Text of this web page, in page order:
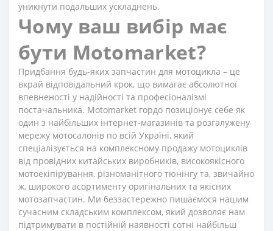
уникнути подальших ускладнень.
Чому ваш вибір має
бути Motomarket?
Придбання будь-яких запчастин для мотоцикла – це
вкрай відповідальний крок, що вимагає абсолютної
впевненості у надійності та професіоналізмі
постачальника. Motomarket гордо позиціонує себе як
один з найбільших інтернет-магазинів та розгалужену
мережу мотосалонів по всій Україні, який
спеціалізується на комплексному продажу мотоциклів
від провідних китайських виробників, високоякісного
мотоекіпірування, різноманітного тюнінгу та, звичайно
ж, широкого асортименту оригінальних та якісних
мотозапчастин. Ми беззастережно пишаємося нашим
сучасним складським комплексом, який дозволяє нам
підтримувати в постійній наявності сотні найбільш